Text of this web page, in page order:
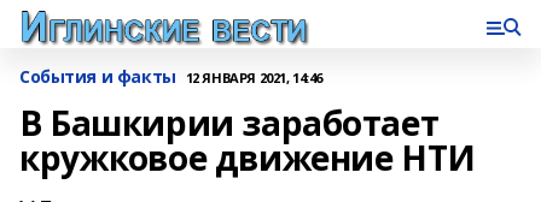
События и факты 12 ЯНВАРЯ 2021, 14:46
В Башкирии заработает
кружковое движение НТИ